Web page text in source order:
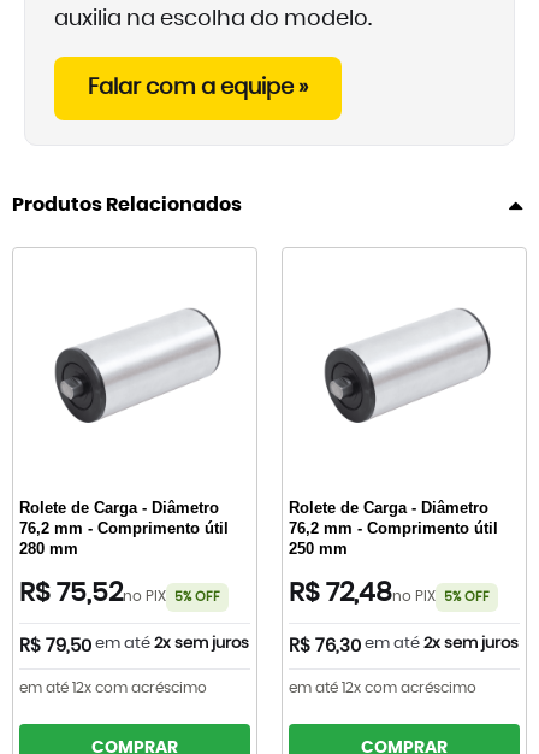
auxilia na escolha do modelo.
Falar com a equipe »
Produtos Relacionados
Rolete de Carga - Diâmetro
76,2 mm - Comprimento útil
280 mm
R$ 75,52no PIX 5% OFF
R$ 79,50 em até 2x sem juros
em até 12x com acréscimo
COMPRAR
Rolete de Carga - Diâmetro
76,2 mm - Comprimento útil
250 mm
R$ 72,48no PIX 5% OFF
R$ 76,30 em até 2x sem juros
em até 12x com acréscimo
COMPRAR